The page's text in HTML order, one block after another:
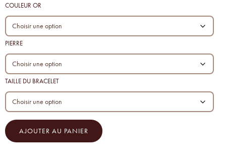
COULEUR OR
PIERRE
TAILLE DU BRACELET
AJOUTER AU PANIER